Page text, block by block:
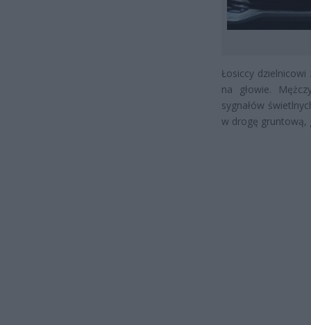
Łosiccy
na głowie.
sygnałów
w drogę gruntową,